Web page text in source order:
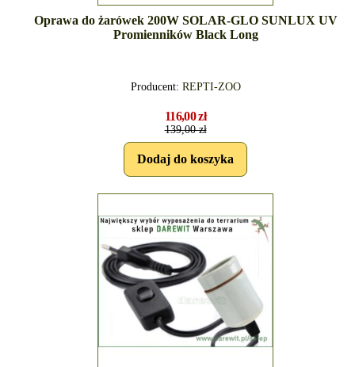
Oprawa do żarówek 200W SOLAR-GLO SUNLUX UV
Promienników Black Long
Producent: REPTI-ZOO
116,00 zł
139,00 zł